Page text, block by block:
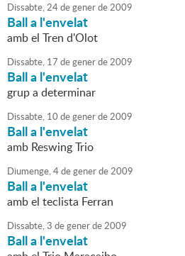
Dissabte,24degenerde2009
Ball a l'envelat
amb el Tren d'Olot
Dissabte, 17 degenerde2009
Ball a l'envelat
grup a determinar
Dissabte, 10 degenerde2009
Ball a l'envelat
amb Reswing Trio
Diumenge,4degenerde2009
Ball a l'envelat
amb el teclista Ferran
Dissabte,3 degenerde2009
Ball a l'envelat